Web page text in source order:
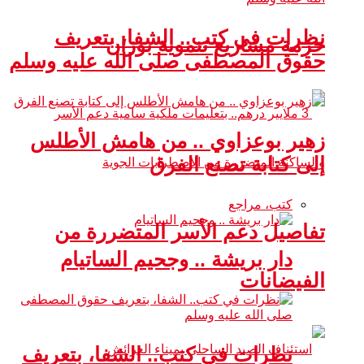
حزمة مشاريع تنموية بوزان
تفاصيل دعم الأسر المتضررة من
الفيضانات
نظرات في كتب.. الشفا، بتعريف
حقوق المصطفى صلى الله عليه وسلم
زهير بوعزاوي .. من هامش الأطلس
إلى كتابة تصنع الفرق
كتب، مراجع
دار بريشة .. وجحيم الساتيام
نظرات في كتب.. الشفا، بتعريف